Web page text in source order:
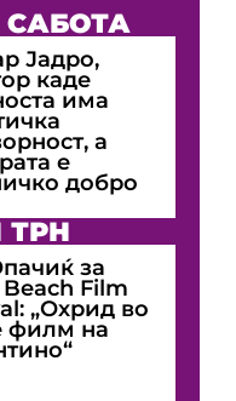
Јадро,
каде
има
а
е
добро
ТРН
за
Film
„Охрид во
филм на